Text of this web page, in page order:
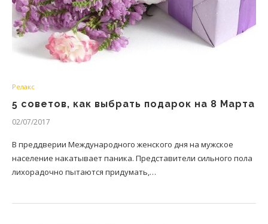
Релакс
5 советов, как выбрать подарок на 8 Марта
02/07/2017
В преддверии Международного женского дня на мужское
население накатывает паника. Представители сильного пола
лихорадочно пытаются придумать,…